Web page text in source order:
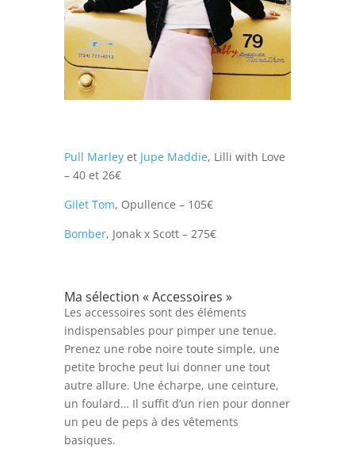
Pull Marleyet Jupe Maddie, Lilli with Love
– 40 et 26€
Gilet Tom, Opullence – 105€
Bomber, Jonak x Scott – 275€
Ma sélection « Accessoires »
Les accessoires sont des éléments
indispensables pour pimper une tenue.
Prenez une robe noire toute simple, une
petite broche peut lui donner une tout
autre allure. Une écharpe, une ceinture,
un foulard… Il suffit d’un rien pour donner
un peu de peps à des vêtements
basiques.